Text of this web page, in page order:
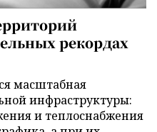
рекордах
масштабная
инфраструктуры:
и теплоснабжения